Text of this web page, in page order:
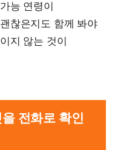
능 연령이
찮은지도 함께 봐야
지 않는 것이
전화로 확인